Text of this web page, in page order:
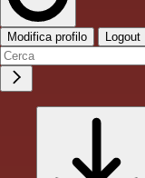
Modifica profilo Logout